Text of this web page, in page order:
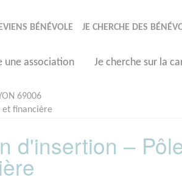
BÉNÉVOLE JE CHERCHE DES
une association Je cherche sur la
69006
et financière
d'insertion –